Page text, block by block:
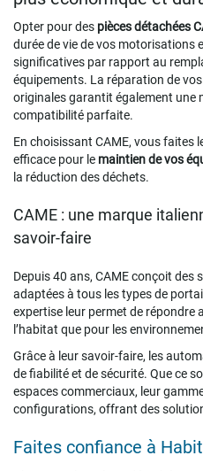
Opter pour des pièces détachées
durée de vie de vos motorisations
significatives par rapport au
équipements. La réparation de
originales garantit également une
compatibilité parfaite.
En choisissant CAME, vous faites
efficace pour le maintien de vos
la réduction des déchets.
CAME : une marque
savoir-faire
Depuis 40 ans, CAME conçoit des
adaptées à tous les types de
expertise leur permet de répondre
l’habitat que pour les
Grâce à leur savoir-faire, les
de fiabilité et de sécurité. Que ce
espaces commerciaux, leur
configurations, offrant des
Faites confiance à